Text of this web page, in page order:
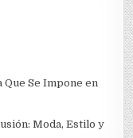
Se Impone en
Moda, Estilo y